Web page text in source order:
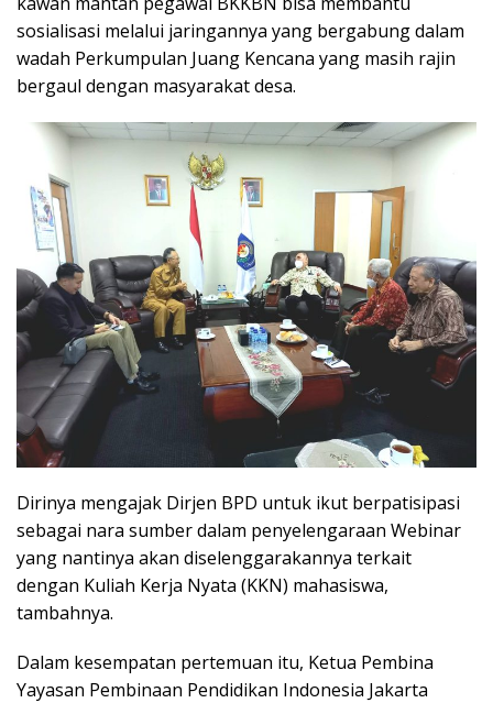
sosialisasi melalui jaringannya yang bergabung dalam
wadah Perkumpulan Juang Kencana yang masih rajin
bergaul dengan masyarakat desa.
Dirinya mengajak Dirjen BPD untuk ikut berpatisipasi
sebagai nara sumber dalam penyelengaraan Webinar
yang nantinya akan diselenggarakannya terkait
dengan Kuliah Kerja Nyata (KKN) mahasiswa,
tambahnya.
Dalam kesempatan pertemuan itu, Ketua Pembina
Yayasan Pembinaan Pendidikan Indonesia Jakarta